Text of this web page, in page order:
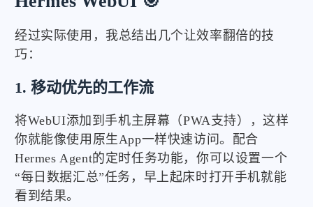
经过实际使用，我总结出几个让效率翻倍的技
巧：
1. 移动优先的工作流
将WebUI添加到手机主屏幕（PWA支持），这样
你就能像使用原生App一样快速访问。配合
Hermes Agent的定时任务功能，你可以设置一个
“每日数据汇总”任务，早上起床时打开手机就能
看到结果。